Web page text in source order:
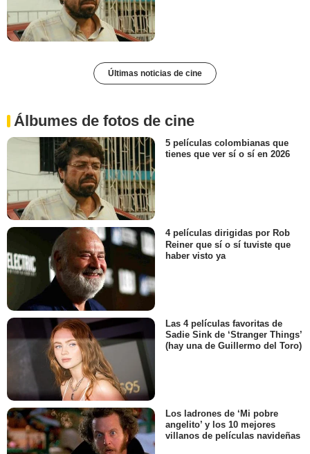
Últimas noticias de cine
Álbumes de fotos de cine
5 películas colombianas que
tienes que ver sí o sí en 2026
4 películas dirigidas por Rob
Reiner que sí o sí tuviste que
haber visto ya
Las 4 películas favoritas de
Sadie Sink de ‘Stranger Things’
(hay una de Guillermo del Toro)
Los ladrones de ‘Mi pobre
angelito’ y los 10 mejores
villanos de películas navideñas